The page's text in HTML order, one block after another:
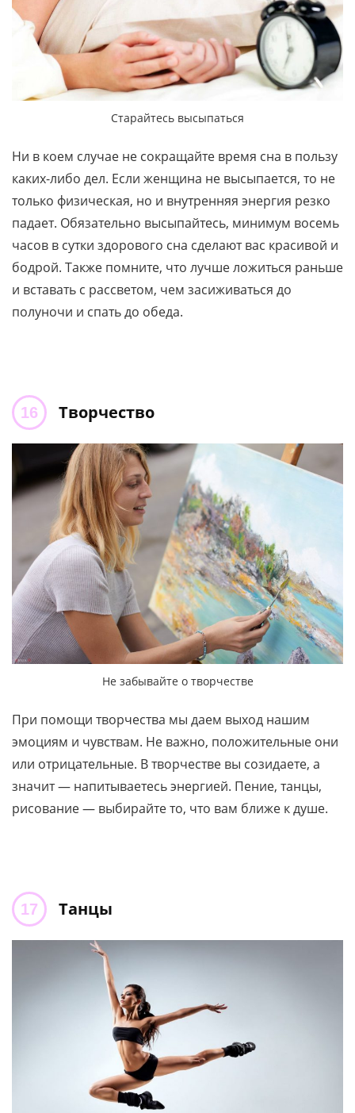
Старайтесь высыпаться
Ни в коем случае не сокращайте время сна в пользу
каких-либо дел. Если женщина не высыпается, то не
только физическая, но и внутренняя энергия резко
падает. Обязательно высыпайтесь, минимум восемь
часов в сутки здорового сна сделают вас красивой и
бодрой. Также помните, что лучше ложиться раньше
и вставать с рассветом, чем засиживаться до
полуночи и спать до обеда.
Творчество
Не забывайте о творчестве
При помощи творчества мы даем выход нашим
эмоциям и чувствам. Не важно, положительные они
или отрицательные. В творчестве вы созидаете, а
значит — напитываетесь энергией. Пение, танцы,
рисование — выбирайте то, что вам ближе к душе.
Танцы